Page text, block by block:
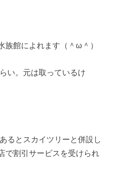
族館によれます（＾ω＾）
い。元は取っているけ
るとスカイツリーと併設し
で割引サービスを受けられ